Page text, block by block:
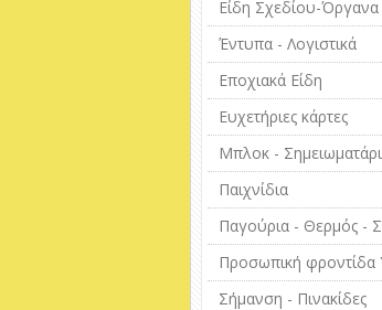
Είδη Σχεδίου-
Έντυπα - Λογιστικά
Εποχιακά Είδη
Ευχετήριες κάρτες
Μπλοκ -
Παιχνίδια
Παγούρια - Θερμός -
Προσωπική φροντίδα
Σήμανση - Πινακίδες